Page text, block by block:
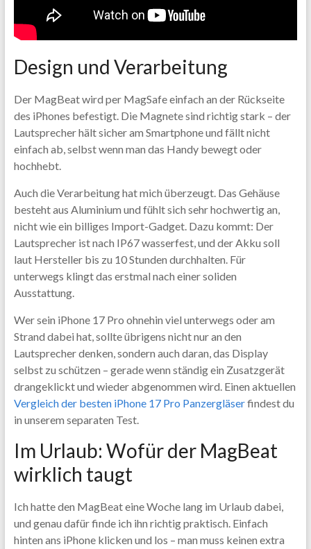
Design und Verarbeitung
Der MagBeat wird per MagSafe einfach an der Rückseite
des iPhones befestigt. Die Magnete sind richtig stark – der
Lautsprecher hält sicher am Smartphone und fällt nicht
einfach ab, selbst wenn man das Handy bewegt oder
hochhebt.
Auch die Verarbeitung hat mich überzeugt. Das Gehäuse
besteht aus Aluminium und fühlt sich sehr hochwertig an,
nicht wie ein billiges Import-Gadget. Dazu kommt: Der
Lautsprecher ist nach IP67 wasserfest, und der Akku soll
laut Hersteller bis zu 10 Stunden durchhalten. Für
unterwegs klingt das erstmal nach einer soliden
Ausstattung.
Wer sein iPhone 17 Pro ohnehin viel unterwegs oder am
Strand dabei hat, sollte übrigens nicht nur an den
Lautsprecher denken, sondern auch daran, das Display
selbst zu schützen – gerade wenn ständig ein Zusatzgerät
drangeklickt und wieder abgenommen wird. Einen aktuellen
Vergleich der besten iPhone 17 Pro Panzergläserfindest du
in unserem separaten Test.
Im Urlaub: Wofür der MagBeat
wirklich taugt
Ich hatte den MagBeat eine Woche lang im Urlaub dabei,
und genau dafür finde ich ihn richtig praktisch. Einfach
hinten ans iPhone klicken und los – man muss keinen extra